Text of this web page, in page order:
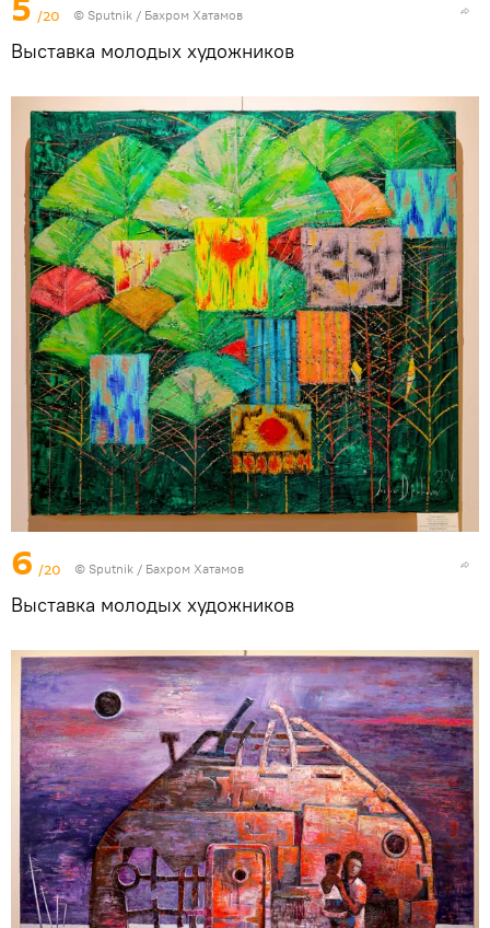
/20 © Sputnik / Бахром Хатамов
Выставка молодых художников
6 /20 © Sputnik / Бахром Хатамов
Выставка молодых художников